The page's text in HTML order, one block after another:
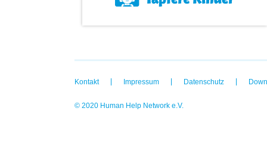
Kontakt Impressum Datenschutz
© 2020 Human Help Network e.V.